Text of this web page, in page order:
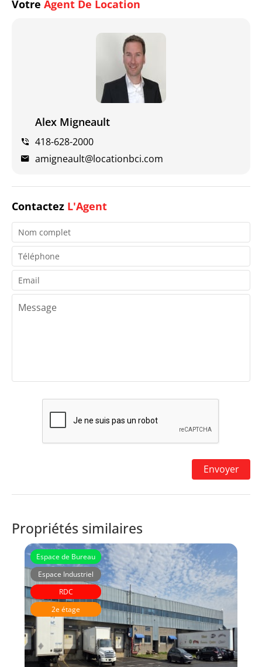
Votre Agent De Location
Alex Migneault
418-628-2000
amigneault@locationbci.com
Contactez L'Agent
Propriétés similaires
Espace de Bureau
Espace Industriel
RDC
2e étage